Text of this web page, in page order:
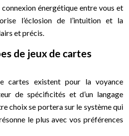
énergétique entre vous et
l’éclosion de l’intuition et la
et précis.
de jeux de cartes
cartes existent pour la voyance
de spécificités et d’un langage
choix se portera sur le système qui
le plus avec vos préférences